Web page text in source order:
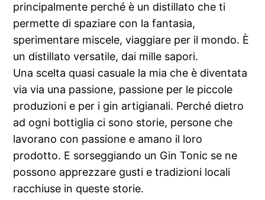
principalmente perché è un distillato che ti
permette di spaziare con la fantasia,
sperimentare miscele, viaggiare per il mondo. È
un distillato versatile, dai mille sapori.
Una scelta quasi casuale la mia che è diventata
via via una passione, passione per le piccole
produzioni e per i gin artigianali. Perché dietro
ad ogni bottiglia ci sono storie, persone che
lavorano con passione e amano il loro
prodotto. E sorseggiando un Gin Tonic se ne
possono apprezzare gusti e tradizioni locali
racchiuse in queste storie.